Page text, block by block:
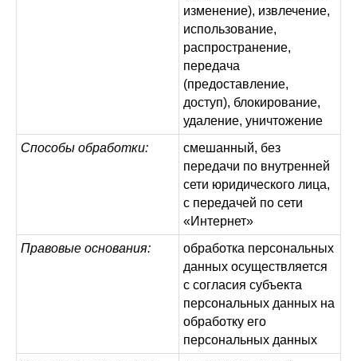
изменение), извлечение,
использование,
распространение,
передача
(предоставление,
доступ), блокирование,
удаление, уничтожение
Способы обработки:
смешанный, без
передачи по внутренней
сети юридического лица,
с передачей по сети
«Интернет»
Правовые основания:
обработка персональных
данных осуществляется
с согласия субъекта
персональных данных на
обработку его
персональных данных